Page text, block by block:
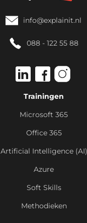
info@explainit.nl
088 - 122 55 88
Trainingen
Microsoft 365
Office 365
Artificial Intelligence (AI)
Azure
Soft Skills
Methodieken